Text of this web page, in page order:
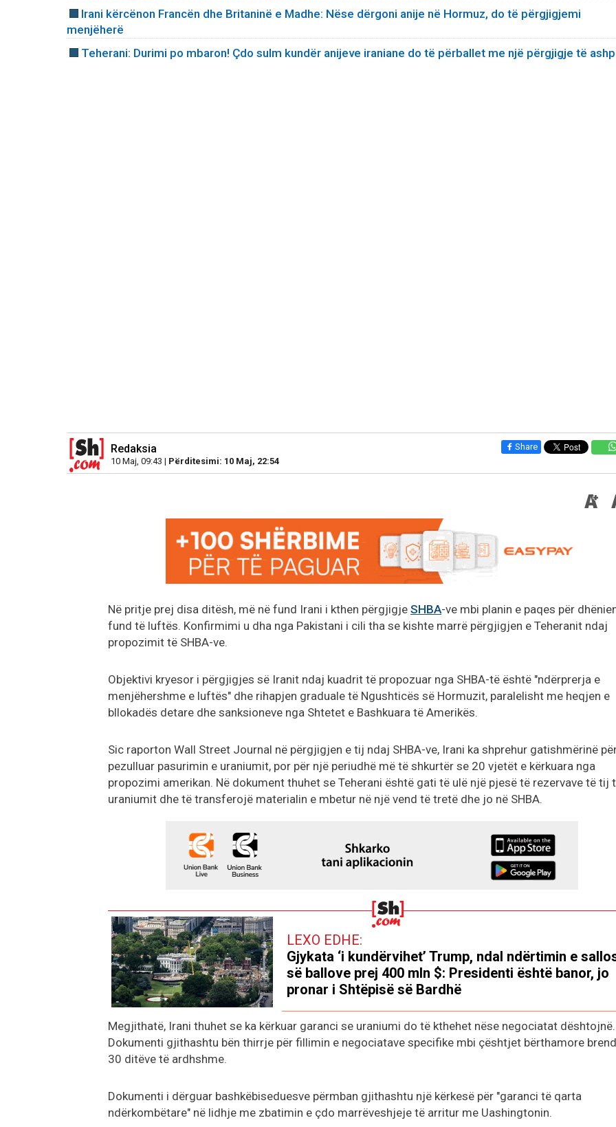
Irani kërcënon Francën dhe Britaninë e Madhe: Nëse dërgoni anije në Hormuz, do të përgjigjemi
menjëherë
Teherani: Durimi po mbaron! Çdo sulm kundër anijeve iraniane do të përballet me një përgjigje të
Redaksia
10 Maj, 09:43 | Përditesimi: 10 Maj, 22:54
Share
Në pritje prej disa ditësh, më në fund Irani i kthen përgjigje SHBA-ve mbi planin e paqes për
fund të luftës. Konfirmimi u dha nga Pakistani i cili tha se kishte marrë përgjigjen e Teheranit ndaj
propozimit të SHBA-ve.
Objektivi kryesor i përgjigjes së Iranit ndaj kuadrit të propozuar nga SHBA-të është "ndërprerja e
menjëhershme e luftës" dhe rihapjen graduale të Ngushticës së Hormuzit, paralelisht me heqjen e
bllokadës detare dhe sanksioneve nga Shtetet e Bashkuara të Amerikës.
Sic raporton Wall Street Journal në përgjigjen e tij ndaj SHBA-ve, Irani ka shprehur gatishmërinë
pezulluar pasurimin e uraniumit, por për një periudhë më të shkurtër se 20 vjetët e kërkuara nga
propozimi amerikan. Në dokument thuhet se Teherani është gati të ulë një pjesë të rezervave të tij
uraniumit dhe të transferojë materialin e mbetur në një vend të tretë dhe jo në SHBA.
LEXO EDHE:
Gjykata ‘i kundërvihet’ Trump, ndal ndërtimin e
së ballove prej 400 mln $: Presidenti është banor, jo
pronar i Shtëpisë së Bardhë
Megjithatë, Irani thuhet se ka kërkuar garanci se uraniumi do të kthehet nëse negociatat dështojnë.
Dokumenti gjithashtu bën thirrje për fillimin e negociatave specifike mbi çështjet bërthamore
30 ditëve të ardhshme.
Dokumenti i dërguar bashkëbiseduesve përmban gjithashtu një kërkesë për "garanci të qarta
ndërkombëtare" në lidhje me zbatimin e çdo marrëveshjeje të arritur me Uashingtonin.